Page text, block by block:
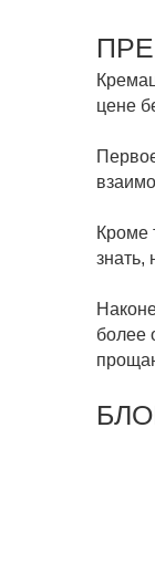
цене
Кроме
знать,
более